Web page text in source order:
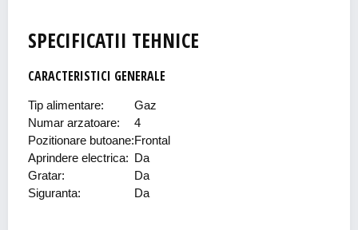
SPECIFICATII TEHNICE
CARACTERISTICI GENERALE
Tip alimentare:
Gaz
Numar arzatoare:
4
Pozitionare butoane:Frontal
Aprindere electrica: Da
Gratar:
Da
Siguranta:
Da